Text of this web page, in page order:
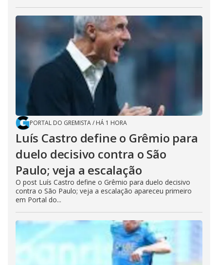
PORTAL DO GREMISTA/ HÁ 1 HORA
Luís Castro define o Grêmio para
duelo decisivo contra o São
Paulo; veja a escalação
O post Luís Castro define o Grêmio para duelo decisivo
contra o São Paulo; veja a escalação apareceu primeiro
em Portal do...